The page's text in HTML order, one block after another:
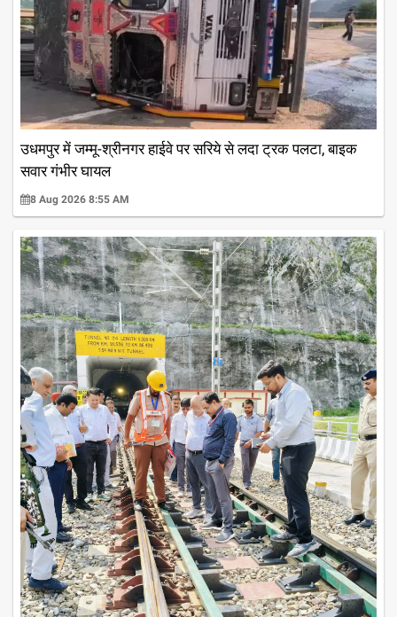
उधमपुर में जम्मू-श्रीनगर हाईवे पर सरिये से लदा ट्रक पलटा, बाइक
सवार गंभीर घायल
8 Aug 2026 8:55 AM